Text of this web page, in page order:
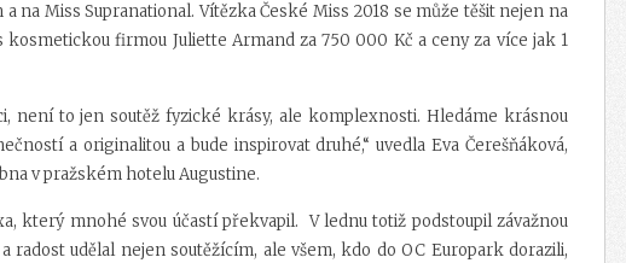
na Miss Supranational. Vítězka České Miss 2018 se může těšit nejen na
firmou Juliette Armand za 750 000 Kč a ceny za více jak 1
není to jen soutěž fyzické krásy, ale komplexnosti. Hledáme krásnou
a originalitou a bude inspirovat druhé,“ uvedla Eva Čerešňáková,
v pražském hotelu Augustine.
který mnohé svou účastí překvapil. V lednu totiž podstoupil závažnou
radost udělal nejen soutěžícím, ale všem, kdo doOC Europarkdorazili,